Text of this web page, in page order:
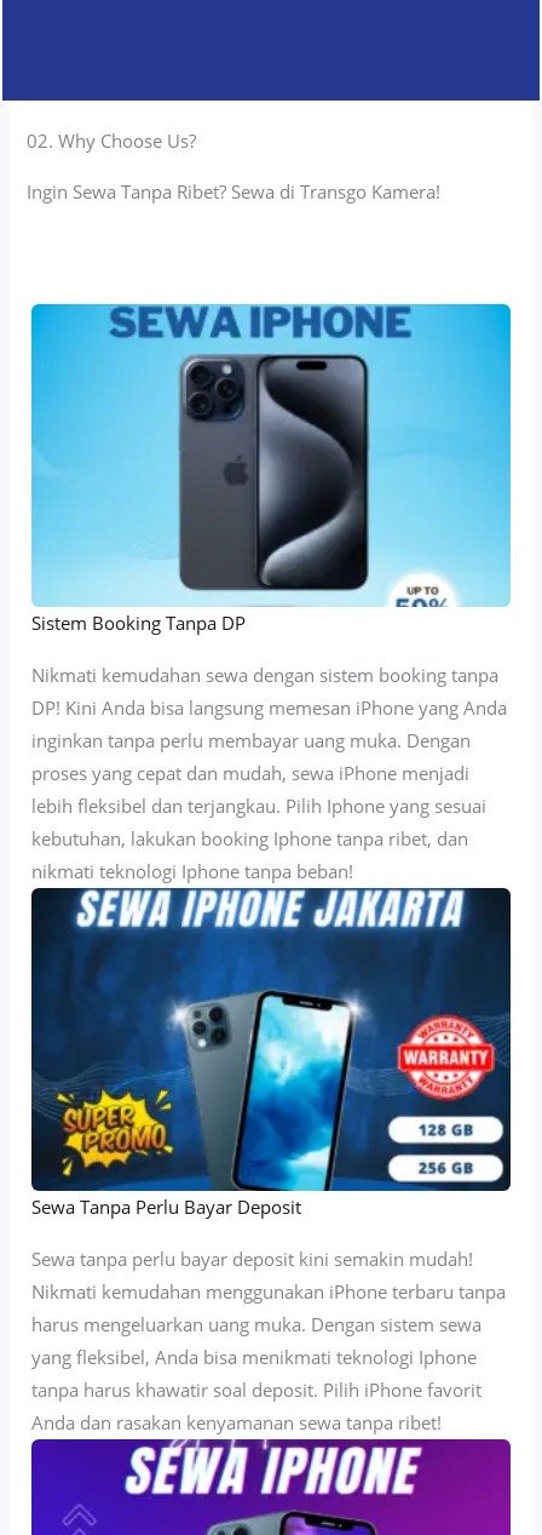
02. Why Choose Us?
Ingin Sewa Tanpa Ribet? Sewa di Transgo Kamera!
Sistem Booking Tanpa DP
Nikmati kemudahan sewa dengan sistem booking tanpa
DP! Kini Anda bisa langsung memesan iPhone yang Anda
inginkan tanpa perlu membayar uang muka. Dengan
proses yang cepat dan mudah, sewa iPhone menjadi
lebih fleksibel dan terjangkau. Pilih Iphone yang sesuai
kebutuhan, lakukan booking Iphone tanpa ribet, dan
nikmati teknologi Iphone tanpa beban!
Sewa Tanpa Perlu Bayar Deposit
Sewa tanpa perlu bayar deposit kini semakin mudah!
Nikmati kemudahan menggunakan iPhone terbaru tanpa
harus mengeluarkan uang muka. Dengan sistem sewa
yang fleksibel, Anda bisa menikmati teknologi Iphone
tanpa harus khawatir soal deposit. Pilih iPhone favorit
Anda dan rasakan kenyamanan sewa tanpa ribet!